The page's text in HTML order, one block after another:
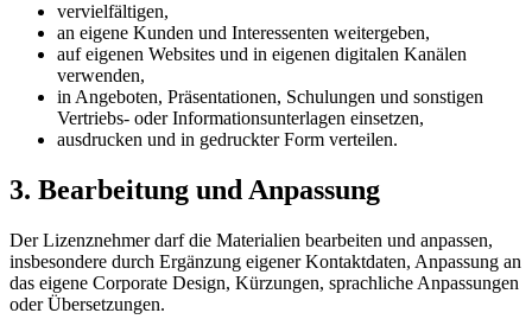
vervielfältigen,
an eigene Kunden und Interessenten weitergeben,
auf eigenen Websites und in eigenen digitalen Kanälen
verwenden,
in Angeboten, Präsentationen, Schulungen und sonstigen
Vertriebs- oder Informationsunterlagen einsetzen,
ausdrucken und in gedruckter Form verteilen.
3. Bearbeitung und Anpassung
Der Lizenznehmer darf die Materialien bearbeiten und anpassen,
insbesondere durch Ergänzung eigener Kontaktdaten, Anpassung an
das eigene Corporate Design, Kürzungen, sprachliche Anpassungen
oder Übersetzungen.